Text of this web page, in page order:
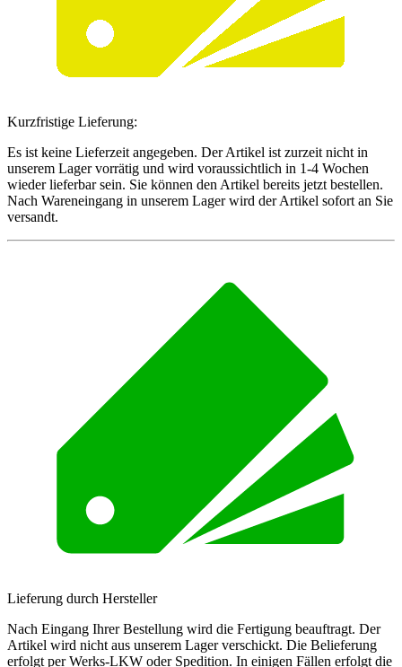
Kurzfristige Lieferung:
Es ist keine Lieferzeit angegeben. Der Artikel ist zurzeit nicht in
unserem Lager vorrätig und wird voraussichtlich in 1-4 Wochen
wieder lieferbar sein. Sie können den Artikel bereits jetzt bestellen.
Nach Wareneingang in unserem Lager wird der Artikel sofort an Sie
versandt.
Lieferung durch Hersteller
Nach Eingang Ihrer Bestellung wird die Fertigung beauftragt. Der
Artikel wird nicht aus unserem Lager verschickt. Die Belieferung
erfolgt per Werks-LKW oder Spedition. In einigen Fällen erfolgt die